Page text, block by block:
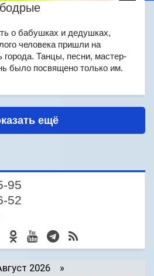
о бабушках и дедушках,
человека пришли на
Танцы, песни, мастер-
было посвящено только им.
ещё
95
52
2026 »